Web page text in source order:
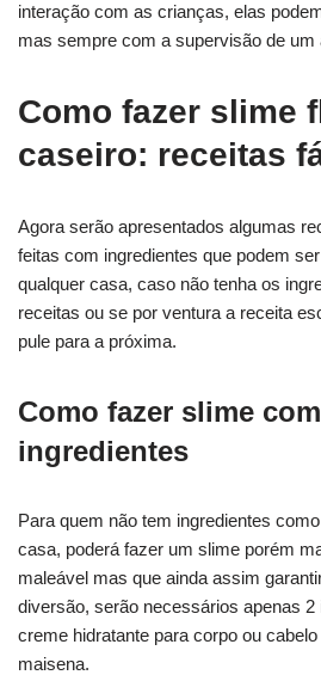
interação com as crianças, elas
mas sempre com a supervisão de um
Como fazer slime
caseiro: receitas
Agora serão apresentados algumas
feitas com ingredientes que podem
qualquer casa, caso não tenha os
receitas ou se por ventura a receita
pule para a próxima.
Como fazer slime
ingredientes
Para quem não tem ingredientes
casa, poderá fazer um slime porém
maleável mas que ainda assim
diversão, serão necessários apenas 2
creme hidratante para corpo ou
maisena.